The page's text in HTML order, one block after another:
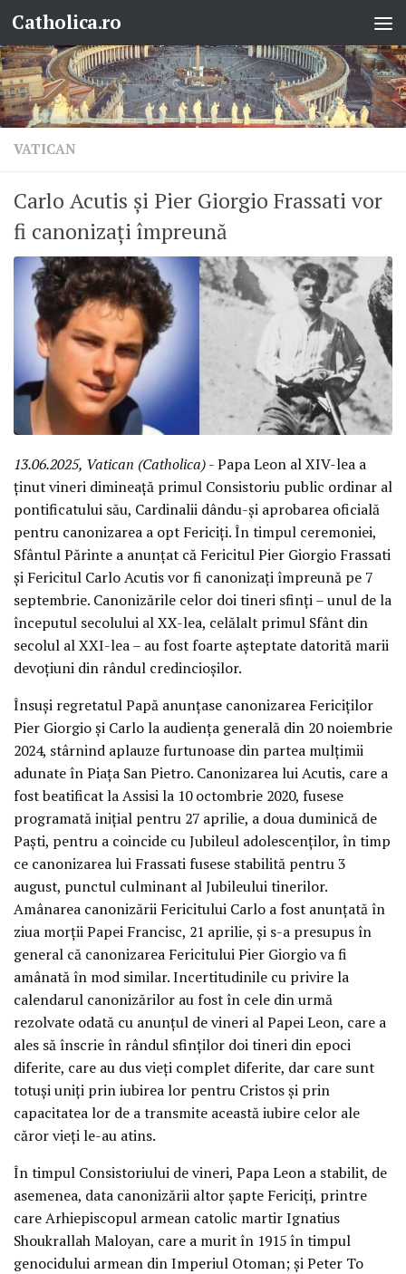
Skip to content
Catholica.ro
VATICAN
Carlo Acutis și Pier Giorgio Frassati vor
fi canonizați împreună
13.06.2025, Vatican (Catholica)- Papa Leon al XIV-lea a
ținut vineri dimineață primul Consistoriu public ordinar al
pontificatului său, Cardinalii dându-și aprobarea oficială
pentru canonizarea a opt Fericiți. În timpul ceremoniei,
Sfântul Părinte a anunțat că Fericitul Pier Giorgio Frassati
și Fericitul Carlo Acutis vor fi canonizați împreună pe 7
septembrie. Canonizările celor doi tineri sfinți – unul de la
începutul secolului al XX-lea, celălalt primul Sfânt din
secolul al XXI-lea – au fost foarte așteptate datorită marii
devoțiuni din rândul credincioșilor.
Însuși regretatul Papă anunțase canonizarea Fericiților
Pier Giorgio și Carlo la audiența generală din 20 noiembrie
2024, stârnind aplauze furtunoase din partea mulțimii
adunate în Piața San Pietro. Canonizarea lui Acutis, care a
fost beatificat la Assisi la 10 octombrie 2020, fusese
programată inițial pentru 27 aprilie, a doua duminică de
Paști, pentru a coincide cu Jubileul adolescenților, în timp
ce canonizarea lui Frassati fusese stabilită pentru 3
august, punctul culminant al Jubileului tinerilor.
Amânarea canonizării Fericitului Carlo a fost anunțată în
ziua morții Papei Francisc, 21 aprilie, și s-a presupus în
general că canonizarea Fericitului Pier Giorgio va fi
amânată în mod similar. Incertitudinile cu privire la
calendarul canonizărilor au fost în cele din urmă
rezolvate odată cu anunțul de vineri al Papei Leon, care a
ales să înscrie în rândul sfinților doi tineri din epoci
diferite, care au dus vieți complet diferite, dar care sunt
totuși uniți prin iubirea lor pentru Cristos și prin
capacitatea lor de a transmite această iubire celor ale
căror vieți le-au atins.
În timpul Consistoriului de vineri, Papa Leon a stabilit, de
asemenea, data canonizării altor șapte Fericiți, printre
care Arhiepiscopul armean catolic martir Ignatius
Shoukrallah Maloyan, care a murit în 1915 în timpul
genocidului armean din Imperiul Otoman; și Peter To